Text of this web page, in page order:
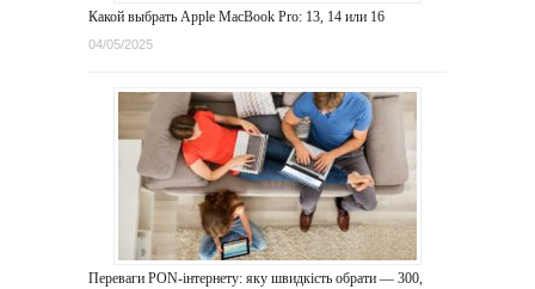
Какой выбрать Apple MacBook Pro: 13, 14 или 16
04/05/2025
Переваги PON-інтернету: яку швидкість обрати — 300,